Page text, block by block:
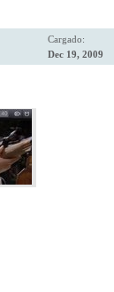
Cargado:
Dec 19, 2009